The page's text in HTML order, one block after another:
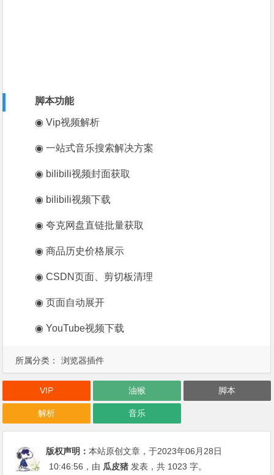
脚本功能
◉ Vip视频解析
◉ 一站式音乐搜索解决方案
◉ bilibili视频封面获取
◉ bilibili视频下载
◉ 夸克网盘直链批量获取
◉ 商品历史价格展示
◉ CSDN页面、剪切板清理
◉ 页面自动展开
◉ YouTube视频下载
所属分类： 浏览器插件
VIP 油猴 脚本
解析 音乐
版权声明：本站原创文章，于2023年06月28日
10:46:56 ，由 瓜皮猪 发表，共 1023 字。